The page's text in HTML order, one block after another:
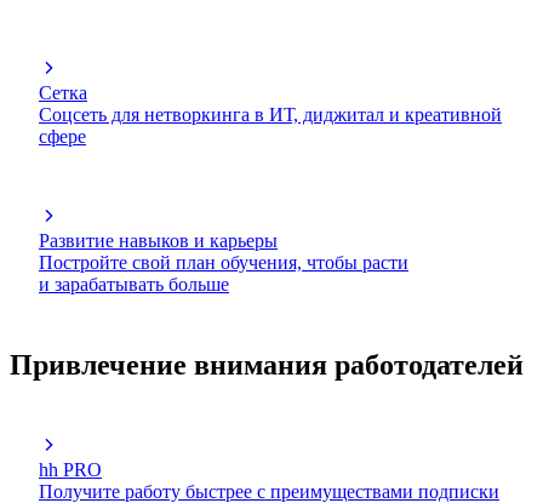
Сетка
Соцсеть для нетворкинга в ИТ, диджитал и креативной
сфере
Развитие навыков и карьеры
Постройте свой план обучения, чтобы расти
и зарабатывать больше
Привлечение внимания работодателей
hh PRO
Получите работу быстрее с преимуществами подписки